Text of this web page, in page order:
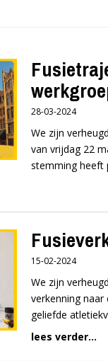
28-03-2024
We zijn
van vrijdag 22
stemming heeft
15-02-2024
We zijn
verkenning
geliefde
lees verder...